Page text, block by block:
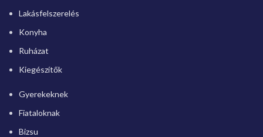
Lakásfelszerelés
Konyha
Ruházat
Kiegészítők
Gyerekeknek
Fiataloknak
Bizsu